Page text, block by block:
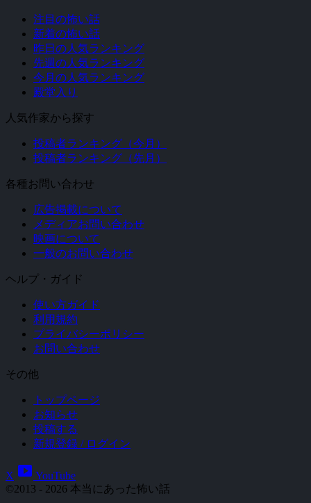
注目の怖い話
新着の怖い話
昨日の人気ランキング
先週の人気ランキング
今月の人気ランキング
殿堂入り
人気作家から探す
投稿者ランキング（今月）
投稿者ランキング（先月）
各種お問い合わせ
広告掲載について
メディアお問い合わせ
映画について
一般のお問い合わせ
ヘルプ・ガイド
使い方ガイド
利用規約
プライバシーポリシー
お問い合わせ
その他
トップページ
お知らせ
投稿する
新規登録 / ログイン
X smart_display YouTube
©2013 - 2026 本当にあった怖い話